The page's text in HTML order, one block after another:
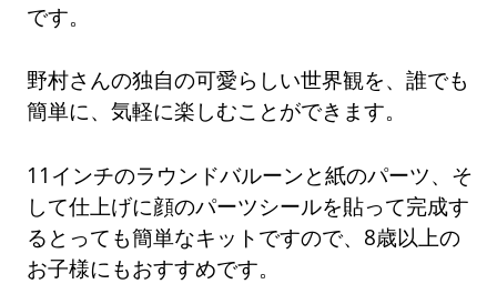
です。
野村さんの独自の可愛らしい世界観を、誰でも
簡単に、気軽に楽しむことができます。
11インチのラウンドバルーンと紙のパーツ、そ
して仕上げに顔のパーツシールを貼って完成す
るとっても簡単なキットですので、8歳以上の
お子様にもおすすめです。